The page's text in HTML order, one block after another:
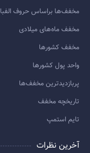
مخفف‌ها براساس حروف الفبا
مخفف ماه‌های میلادی
مخفف کشورها
واحد پول کشورها
پربازديدترين مخفف‌ها
تاريخچه مخفف
تایم استمپ
آخرین نظرات